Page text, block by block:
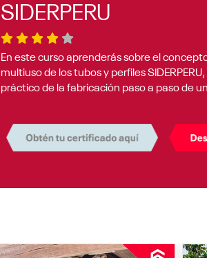
SIDERPERU
(*)
(*)
(*)
(*)
( )
En este curso aprenderás sobre el
multiuso de los tubos y perfiles
práctico de la fabricación paso a paso de